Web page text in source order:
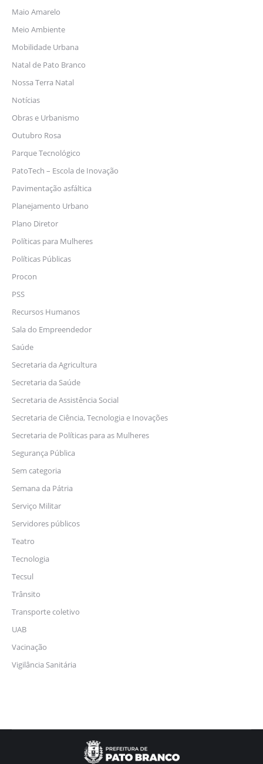
Maio Amarelo
Meio Ambiente
Mobilidade Urbana
Natal de Pato Branco
Nossa Terra Natal
Notícias
Obras e Urbanismo
Outubro Rosa
Parque Tecnológico
PatoTech – Escola de Inovação
Pavimentação asfáltica
Planejamento Urbano
Plano Diretor
Políticas para Mulheres
Políticas Públicas
Procon
PSS
Recursos Humanos
Sala do Empreendedor
Saúde
Secretaria da Agricultura
Secretaria da Saúde
Secretaria de Assistência Social
Secretaria de Ciência, Tecnologia e Inovações
Secretaria de Políticas para as Mulheres
Segurança Pública
Sem categoria
Semana da Pátria
Serviço Militar
Servidores públicos
Teatro
Tecnologia
Tecsul
Trânsito
Transporte coletivo
UAB
Vacinação
Vigilância Sanitária